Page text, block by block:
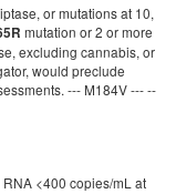
or mutations at 10,
mutation or 2 or more
excluding cannabis, or
would preclude
--- M184V --- --
<400 copies/mL at